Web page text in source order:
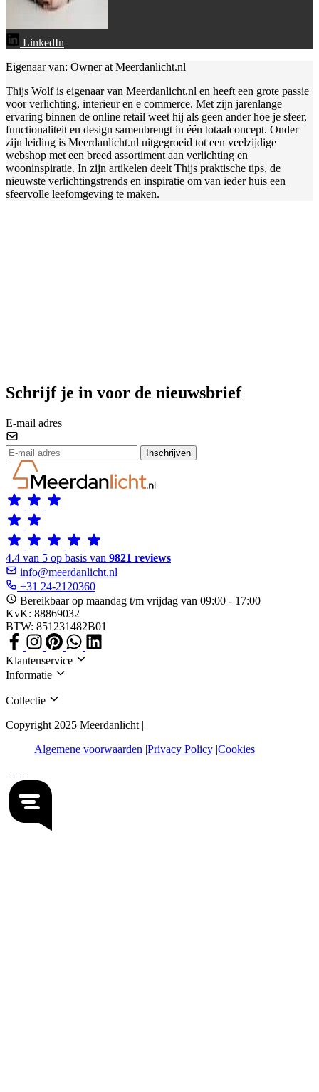
LinkedIn
Eigenaar van: Owner at Meerdanlicht.nl
Thijs Wolf is eigenaar van Meerdanlicht.nl en heeft een grote passie
voor verlichting, interieur en e commerce. Met zijn jarenlange
ervaring binnen de online retail weet hij als geen ander hoe je sfeer,
functionaliteit en design samenbrengt in één totaalconcept. Onder
zijn leiding is Meerdanlicht.nl uitgegroeid tot een veelzijdige
webshop met een breed assortiment aan verlichting en
wooninspiratie. In zijn artikelen deelt Thijs praktische tips, de
nieuwste verlichtingstrends en inspiratie om van ieder huis een
sfeervolle leefomgeving te maken.
Schrijf je in voor de nieuwsbrief
E-mail adres
Inschrijven
4.4 van 5 op basis van 9821 reviews
info@meerdanlicht.nl
+31 24-2120360
Bereikbaar op maandag t/m vrijdag van 09:00 - 17:00
KvK: 88869032
BTW: 851231482B01
Klantenservice
Informatie
Collectie
Copyright 2025 Meerdanlicht |
Algemene voorwaarden Privacy Policy Cookies